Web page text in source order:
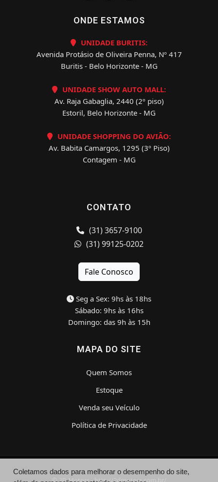
ONDE ESTAMOS
UNIDADE BURITIS:
Avenida Protásio de Oliveira Penna, Nº 417
Buritis - Belo Horizonte - MG
UNIDADE SHOW AUTO MALL:
Av. Raja Gabaglia, 2440 (2º piso)
Estoril, Belo Horizonte - MG
UNIDADE SHOPPING DO AVIÃO:
Av. Babita Camargos, 1295 (3º Piso)
Contagem - MG
CONTATO
(31) 3657-9100
(31) 99125-0202
Fale Conosco
Seg a Sex: 9hs às 18hs
Sábado: 9hs às 16hs
Domingo: das 9h às 15h
MAPA DO SITE
Quem Somos
Estoque
Venda seu Veículo
Política de Privacidade
© 2D Motors - http://2dmotors.com.br/
Coletamos dados para melhorar o desempenho do site,